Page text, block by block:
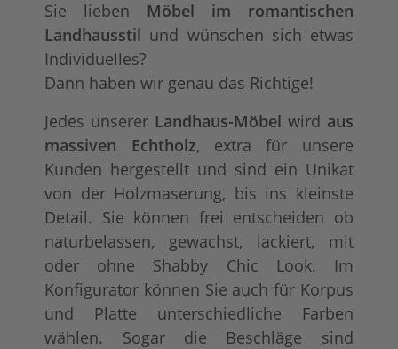
tief gebürstet
+ 330,00 € Konfigurator
+ 263,00 €
Sie lieben Möbel im romantischen
Landhausstil und wünschen sich etwas
Individuelles?
Dann haben wir genau das Richtige!
Jedes unserer Landhaus-Möbel wird aus
massiven Echtholz, extra für unsere
Kunden hergestellt und sind ein Unikat
von der Holzmaserung, bis ins kleinste
Detail. Sie können frei entscheiden ob
naturbelassen, gewachst, lackiert, mit
oder ohne Shabby Chic Look. Im
Konfigurator können Sie auch für Korpus
und Platte unterschiedliche Farben
wählen. Sogar die Beschläge sind